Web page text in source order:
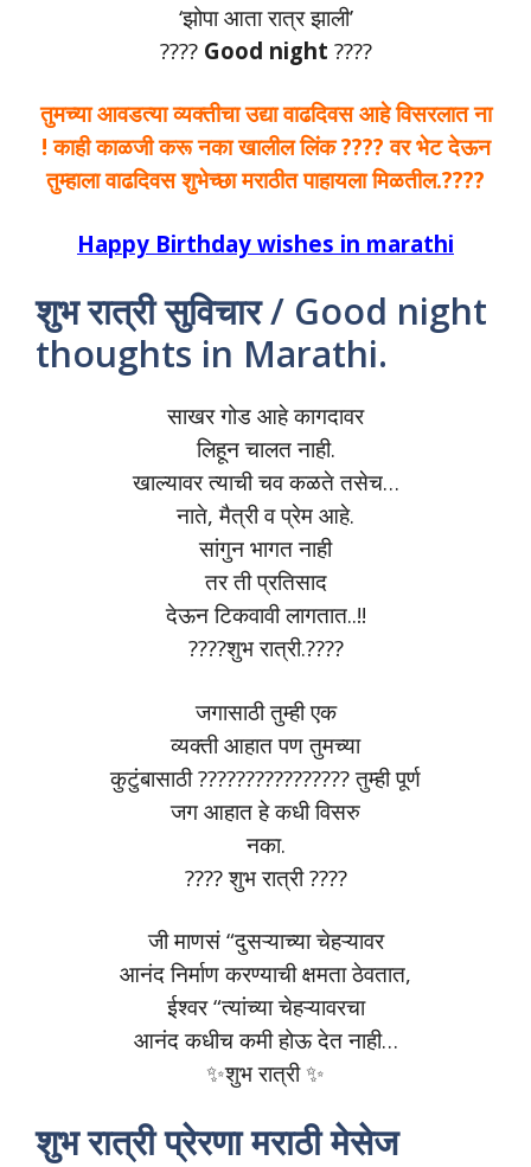
‘झोपा आता रात्र झाली’
???? Good night ????
तुमच्या आवडत्या व्यक्तीचा उद्या वाढदिवस आहे विसरलात ना
! काही काळजी करू नका खालील लिंक ???? वर भेट देऊन
तुम्हाला वाढदिवस शुभेच्छा मराठीत पाहायला मिळतील.????
Happy Birthday wishes in marathi
शुभ रात्री सुविचार / Good night
thoughts in Marathi.
साखर गोड आहे कागदावर
लिहून चालत नाही.
खाल्यावर त्याची चव कळते तसेच…
नाते, मैत्री व प्रेम आहे.
सांगुन भागत नाही
तर ती प्रतिसाद
देऊन टिकवावी लागतात..!!
????शुभ रात्री.????
जगासाठी तुम्ही एक
व्यक्ती आहात पण तुमच्या
कुटुंबासाठी ????‍????‍????‍???? तुम्ही पूर्ण
जग आहात हे कधी विसरु
नका.
???? शुभ रात्री ????
जी माणसं “दुसऱ्याच्या चेहऱ्यावर
आनंद निर्माण करण्याची क्षमता ठेवतात,
ईश्वर “त्यांच्या चेहऱ्यावरचा
आनंद कधीच कमी होऊ देत नाही…
✨शुभ रात्री ✨
शुभ रात्री प्रेरणा मराठी मेसेज